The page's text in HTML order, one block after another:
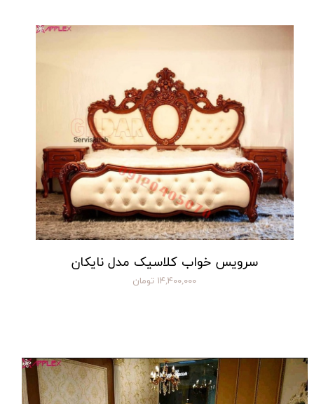
سرویس خواب کلاسیک مدل نایکان
۱۴,۴۰۰,۰۰۰ تومان